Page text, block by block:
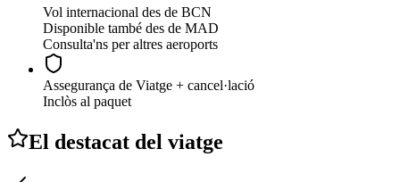
Vol internacional des de BCN
Disponible també des de MAD
Consulta'ns per altres aeroports
Assegurança de Viatge + cancel·lació
Inclòs al paquet
El destacat del viatge